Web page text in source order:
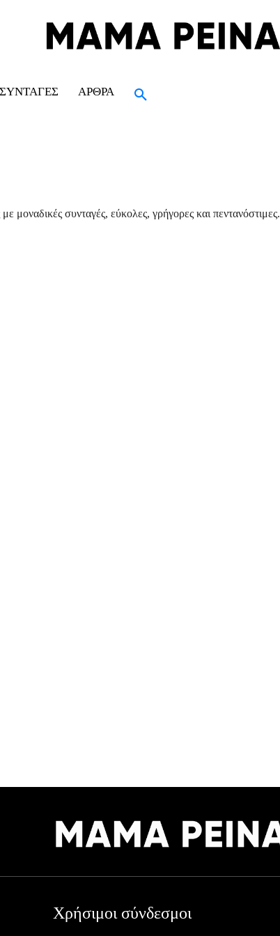
ΣΥΝΤΑΓΈΣ ΆΡΘΡΑ
μοναδικές συνταγές, εύκολες, γρήγορες και πεντανόστιμες.
Χρήσιμοι σύνδεσμοι